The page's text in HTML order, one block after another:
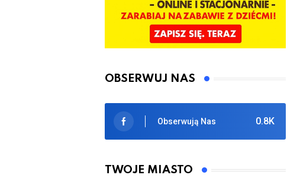
OBSERWUJ NAS
0.8K
Obserwują Nas
TWOJE MIASTO